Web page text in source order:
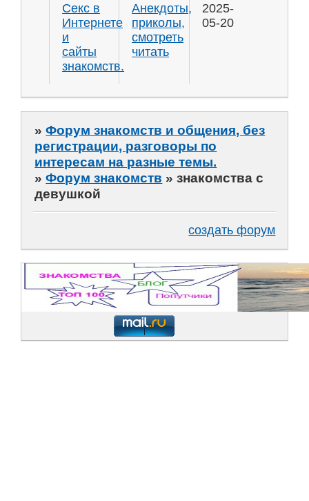
Секс в
Интернете
и
сайты
знакомств.
Анекдоты,
приколы,
смотреть
читать
2025-
05-20
»Форум знакомств и общения, без
регистрации, разговоры по
интересам на разные темы.
»Форум знакомств »знакомства с
девушкой
создать форум